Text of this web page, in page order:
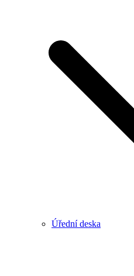
Úřední deska